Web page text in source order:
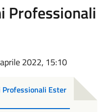
Professionali
2022, 15:10
Professionali Ester